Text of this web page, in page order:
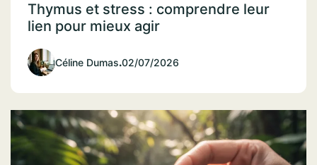
Thymus et stress : comprendre leur
lien pour mieux agir
Céline Dumas.02/07/2026